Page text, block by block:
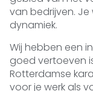
van bedrijven. Je
dynamiek.
Wij hebben een
goed vertoeven
Rotterdamse
voor je werk als